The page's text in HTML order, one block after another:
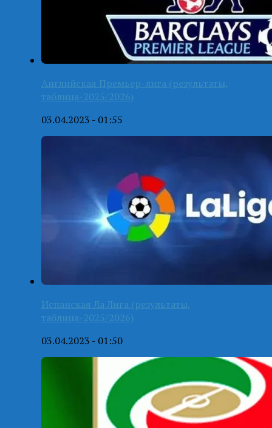
Английская Премьер-лига (результаты,
таблица-2025/2026)
03.04.2023 - 01:55
Испанская Ла Лига (результаты,
таблица-2025/2026)
03.04.2023 - 01:50